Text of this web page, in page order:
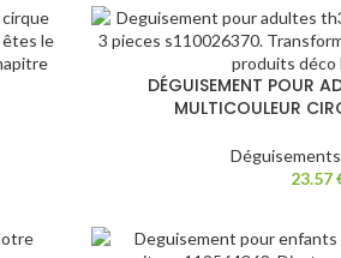
DÉGUISEMENT POUR
MULTICOULEUR
Déguisements
23.57